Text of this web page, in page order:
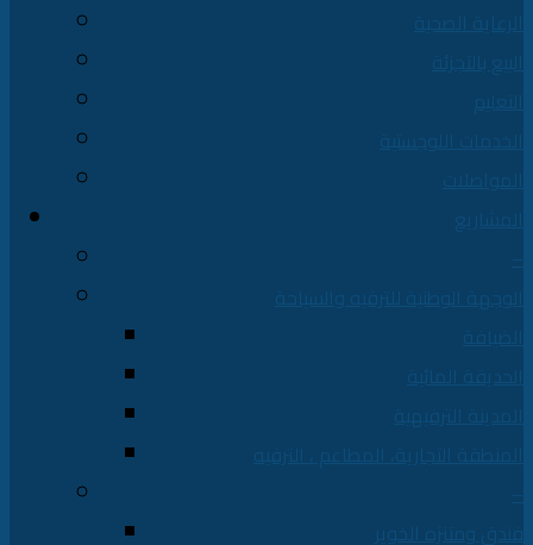
الرعاية الصحية
البيع بالتجزئة
التعليم
الخدمات اللوجستية
المواصلات
المشاريع
–
الوجهة الوطنية للترفيه والسياحة
الضيافة
الحديقة المائية
المدينة الترفيهية
المنطقة التجارية، المطاعم ، الترفيه
–
فندق ومتنزه الخوير